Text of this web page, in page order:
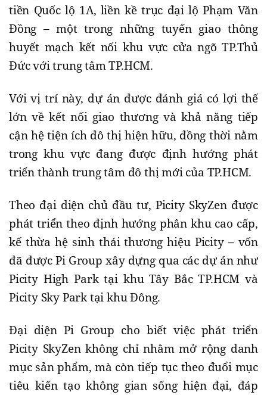
tiền Quốc lộ 1A, liền kề trục đại lộ Phạm Văn
Đồng – một trong những tuyến giao thông
huyết mạch kết nối khu vực cửa ngõ TP.Thủ
Đức với trung tâm TP.HCM.
Với vị trí này, dự án được đánh giá có lợi thế
lớn về kết nối giao thương và khả năng tiếp
cận hệ tiện ích đô thị hiện hữu, đồng thời nằm
trong khu vực đang được định hướng phát
triển thành trung tâm đô thị mới của TP.HCM.
Theo đại diện chủ đầu tư, Picity SkyZen được
phát triển theo định hướng phân khu cao cấp,
kế thừa hệ sinh thái thương hiệu Picity – vốn
đã được Pi Group xây dựng qua các dự án như
Picity High Park tại khu Tây Bắc TP.HCM và
Picity Sky Park tại khu Đông.
Đại diện Pi Group cho biết việc phát triển
Picity SkyZen không chỉ nhằm mở rộng danh
mục sản phẩm, mà còn tiếp tục theo đuổi mục
tiêu kiến tạo không gian sống hiện đại, đáp